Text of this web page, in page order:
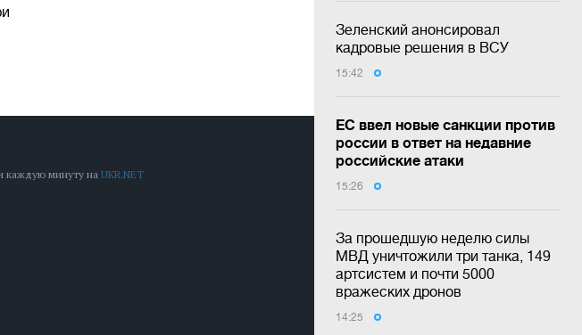
Зеленский анонсировал
кадровые решения в ВСУ
15:42
ЕС ввел новые санкции против
россии в ответ на недавние
российские атаки
15:26
За прошедшую неделю силы
МВД уничтожили три танка, 149
артсистем и почти 5000
вражеских дронов
14:25
каждую минуту наUKR.NET